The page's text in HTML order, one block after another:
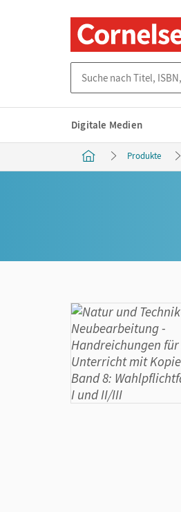
Digitale Medien
Produkte